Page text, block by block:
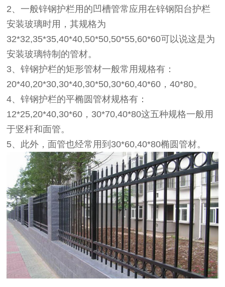
2、一般锌钢护栏用的凹槽管常应用在锌钢阳台护栏
安装玻璃时用，其规格为
32*32,35*35,40*40,50*50,50*55,60*60可以说这是为
安装玻璃特制的管材。
3、锌钢护栏的矩形管材一般常用规格有：
20*40,20*30,30*40,30*50,30*60,40*60，40*80。
4、锌钢护栏的平椭圆管材规格有：
12*25,20*40,30*60，30*70,40*80这五种规格一般用
于竖杆和面管。
5、此外，面管也经常用到30*60,40*80椭圆管材。